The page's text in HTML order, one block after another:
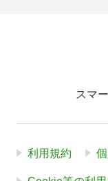
スマ
利用規約